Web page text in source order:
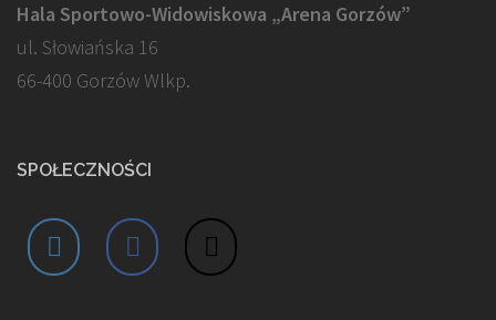
Hala Sportowo-Widowiskowa „Arena Gorzów”
ul. Słowiańska 16
66-400 Gorzów Wlkp.
SPOŁECZNOŚCI